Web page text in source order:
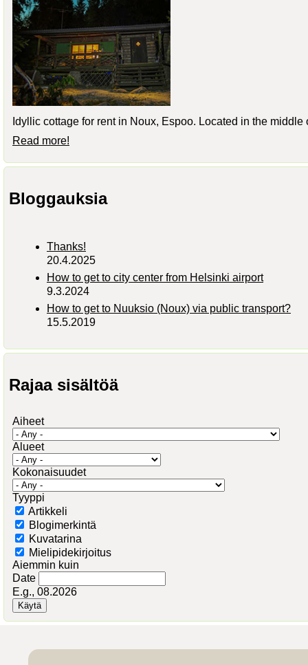
Idyllic cottage for rent in Noux, Espoo. Located in the
Read more!
Bloggauksia
Thanks!
20.4.2025
How to get to city center from Helsinki airport
9.3.2024
How to get to Nuuksio (Noux) via public transport?
15.5.2019
Rajaa sisältöä
Aiheet
Alueet
Kokonaisuudet
Tyyppi
Artikkeli
Blogimerkintä
Kuvatarina
Mielipidekirjoitus
Aiemmin kuin
Date
E.g., 08.2026